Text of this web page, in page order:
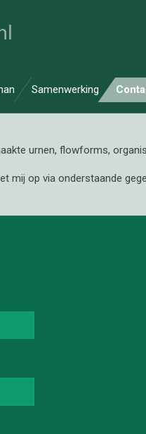
Samenwerking
urnen, flowforms,
mij op via onderstaande